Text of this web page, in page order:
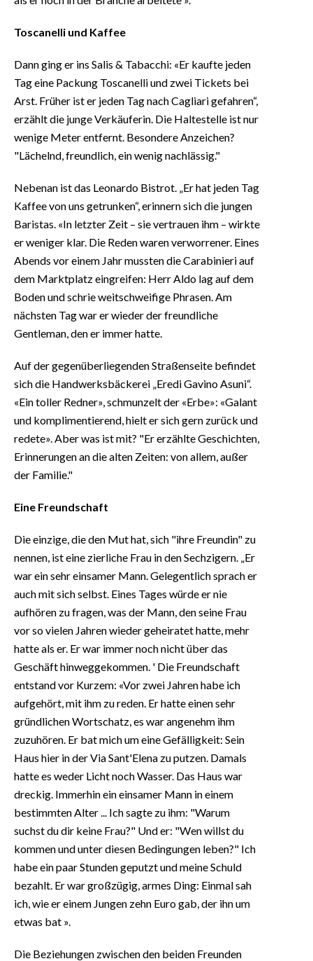
Toscanelli und Kaffee
Dann ging er ins Salis & Tabacchi: «Er kaufte jeden
Tag eine Packung Toscanelli und zwei Tickets bei
Arst. Früher ist er jeden Tag nach Cagliari gefahren“,
erzählt die junge Verkäuferin. Die Haltestelle ist nur
wenige Meter entfernt. Besondere Anzeichen?
"Lächelnd, freundlich, ein wenig nachlässig."
Nebenan ist das Leonardo Bistrot. „Er hat jeden Tag
Kaffee von uns getrunken“, erinnern sich die jungen
Baristas. «In letzter Zeit – sie vertrauen ihm – wirkte
er weniger klar. Die Reden waren verworrener. Eines
Abends vor einem Jahr mussten die Carabinieri auf
dem Marktplatz eingreifen: Herr Aldo lag auf dem
Boden und schrie weitschweifige Phrasen. Am
nächsten Tag war er wieder der freundliche
Gentleman, den er immer hatte.
Auf der gegenüberliegenden Straßenseite befindet
sich die Handwerksbäckerei „Eredi Gavino Asuni“.
«Ein toller Redner», schmunzelt der «Erbe»: «Galant
und komplimentierend, hielt er sich gern zurück und
redete». Aber was ist mit? "Er erzählte Geschichten,
Erinnerungen an die alten Zeiten: von allem, außer
der Familie."
Eine Freundschaft
Die einzige, die den Mut hat, sich "ihre Freundin" zu
nennen, ist eine zierliche Frau in den Sechzigern. „Er
war ein sehr einsamer Mann. Gelegentlich sprach er
auch mit sich selbst. Eines Tages würde er nie
aufhören zu fragen, was der Mann, den seine Frau
vor so vielen Jahren wieder geheiratet hatte, mehr
hatte als er. Er war immer noch nicht über das
Geschäft hinweggekommen. ' Die Freundschaft
entstand vor Kurzem: «Vor zwei Jahren habe ich
aufgehört, mit ihm zu reden. Er hatte einen sehr
gründlichen Wortschatz, es war angenehm ihm
zuzuhören. Er bat mich um eine Gefälligkeit: Sein
Haus hier in der Via Sant'Elena zu putzen. Damals
hatte es weder Licht noch Wasser. Das Haus war
dreckig. Immerhin ein einsamer Mann in einem
bestimmten Alter ... Ich sagte zu ihm: "Warum
suchst du dir keine Frau?" Und er: "Wen willst du
kommen und unter diesen Bedingungen leben?" Ich
habe ein paar Stunden geputzt und meine Schuld
bezahlt. Er war großzügig, armes Ding: Einmal sah
ich, wie er einem Jungen zehn Euro gab, der ihn um
etwas bat ».
Die Beziehungen zwischen den beiden Freunden